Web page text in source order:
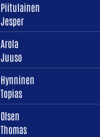
Piitulainen
Jesper
Arola
Juuso
Hynninen
Topias
Olsen
Thomas